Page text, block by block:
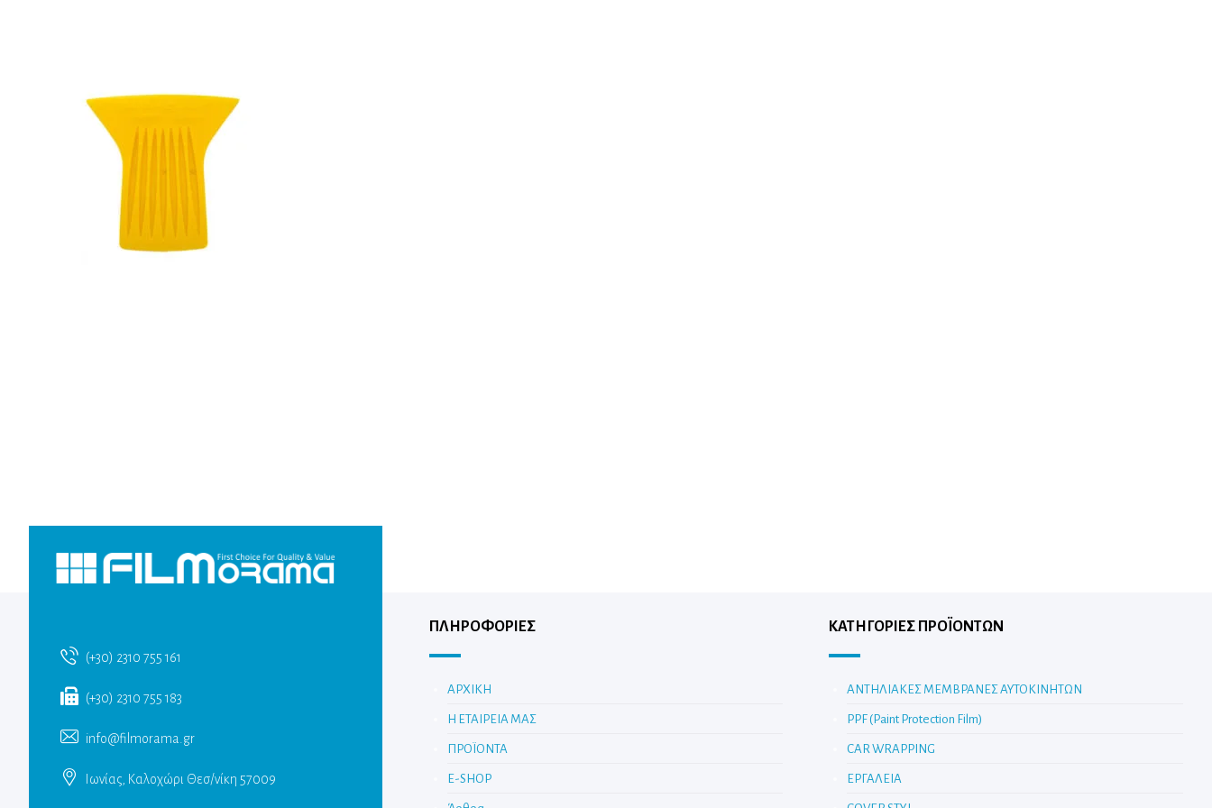
(+30) 2310 755 161
(+30) 2310 755 183
info@filmorama.gr
Ιωνίας, Καλοχώρι Θεσ/νίκη 57009
ΠΛΗΡΟΦΟΡΙΕΣ
ΑΡΧΙΚΗ
Η ΕΤΑΙΡΕΙΑ ΜΑΣ
ΠΡΟΪΟΝΤΑ
E-SHOP
ΚΑΤΗΓΟΡΊΕΣ ΠΡΟΪΌΝΤΩΝ
ΑΝΤΗΛΙΑΚΕΣ ΜΕΜΒΡΑΝΕΣ ΑΥΤΟΚΙΝΗΤΩΝ
PPF (Paint Protection Film)
CAR WRAPPING
ΕΡΓΑΛΕΙΑ